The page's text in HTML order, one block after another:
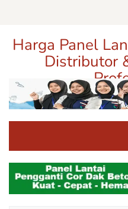
Harga Panel
Distributor
Pusat Informasi Harga,